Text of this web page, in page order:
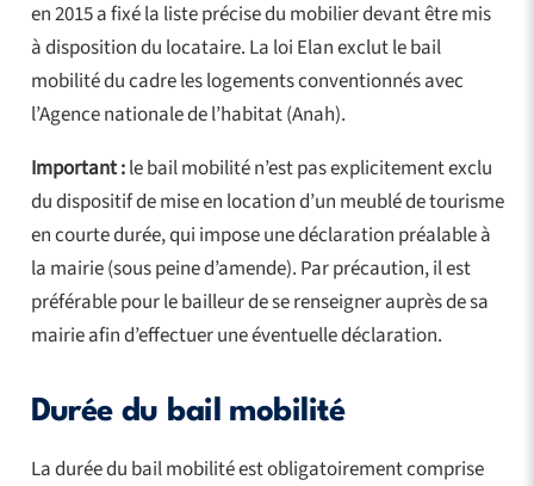
en 2015 a fixé la liste précise du mobilier devant être mis
à disposition du locataire. La loi Elan exclut le bail
mobilité du cadre les logements conventionnés avec
l’Agence nationale de l’habitat (Anah).
Important :le bail mobilité n’est pas explicitement exclu
du dispositif de mise en location d’un meublé de tourisme
en courte durée, qui impose une déclaration préalable à
la mairie (sous peine d’amende). Par précaution, il est
préférable pour le bailleur de se renseigner auprès de sa
mairie afin d’effectuer une éventuelle déclaration.
Durée du bail mobilité
La durée du bail mobilité est obligatoirement comprise